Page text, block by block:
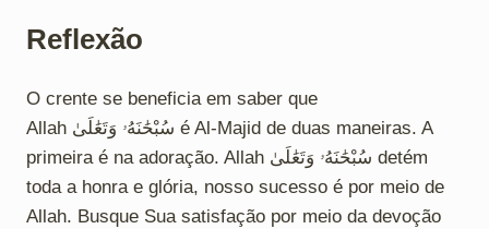
Reflexão
O crente se beneficia em saber que
Allah سُبْحَٰنَهُۥ وَتَعَٰلَىٰ é Al-Majid de duas maneiras. A
primeira é na adoração. Allah سُبْحَٰنَهُۥ وَتَعَٰلَىٰ detém
toda a honra e glória, nosso sucesso é por meio de
Allah. Busque Sua satisfação por meio da devoção